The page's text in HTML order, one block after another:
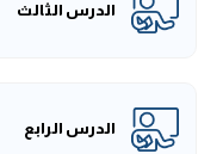
الدرس الثالث
الدرس الرابع